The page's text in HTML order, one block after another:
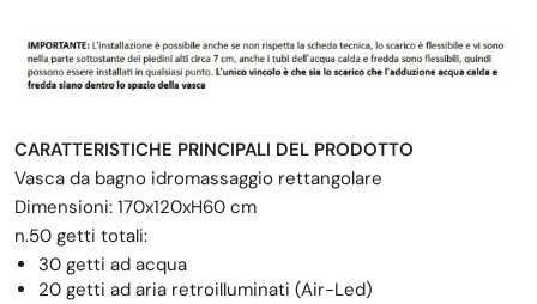
CARATTERISTICHE PRINCIPALI DEL PRODOTTO
Vasca da bagno idromassaggio rettangolare
Dimensioni: 170x120xH60 cm
n.50 getti totali:
30 getti ad acqua
20 getti ad aria retroilluminati (Air-Led)